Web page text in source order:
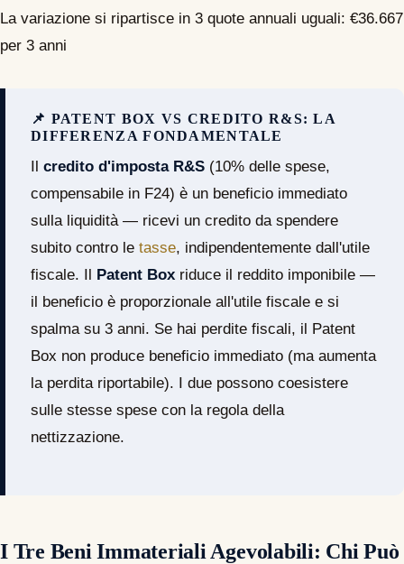
La variazione si ripartisce in 3 quote annuali uguali: €36.667
per 3 anni
📌 PATENT BOX VS CREDITO R&S: LA
DIFFERENZA FONDAMENTALE
Il credito d'imposta R&S (10% delle spese,
compensabile in F24) è un beneficio immediato
sulla liquidità — ricevi un credito da spendere
subito contro le tasse, indipendentemente dall'utile
fiscale. Il Patent Box riduce il reddito imponibile —
il beneficio è proporzionale all'utile fiscale e si
spalma su 3 anni. Se hai perdite fiscali, il Patent
Box non produce beneficio immediato (ma aumenta
la perdita riportabile). I due possono coesistere
sulle stesse spese con la regola della
nettizzazione.
I Tre Beni Immateriali Agevolabili: Chi Può